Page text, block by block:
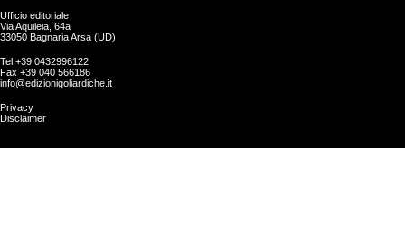
Ufficio editoriale
Via Aquileia, 64a
33050 Bagnaria Arsa (UD)
Tel +39 0432996122
Fax +39 040 566186
info@edizionigoliardiche.it
Privacy
Disclaimer